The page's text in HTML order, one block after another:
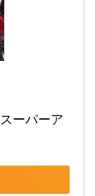
ーパーア